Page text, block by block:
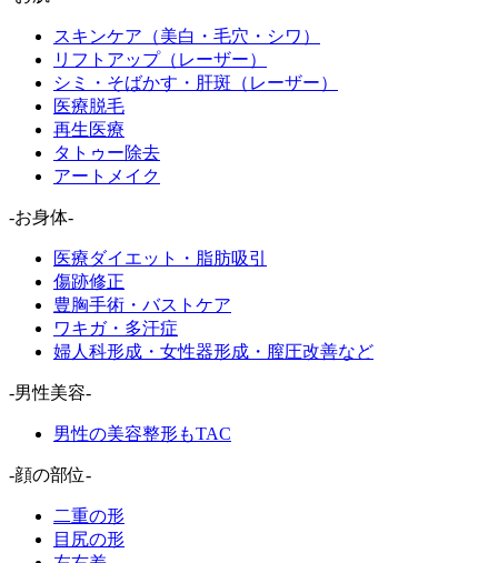
スキンケア（美白・毛穴・シワ）
リフトアップ（レーザー）
シミ・そばかす・肝斑（レーザー）
医療脱毛
再生医療
タトゥー除去
アートメイク
-お身体-
医療ダイエット・脂肪吸引
傷跡修正
豊胸手術・バストケア
ワキガ・多汗症
婦人科形成・女性器形成・膣圧改善など
-男性美容-
男性の美容整形もTAC
-顔の部位-
二重の形
目尻の形